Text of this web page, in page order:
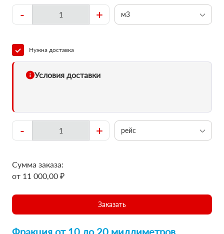
- + м3
Нужна доставка
Условия доставки
- + рейс
Сумма заказа:
от 11 000,00 ₽
Заказать
Фракция от 10 до 20 миллиметров.